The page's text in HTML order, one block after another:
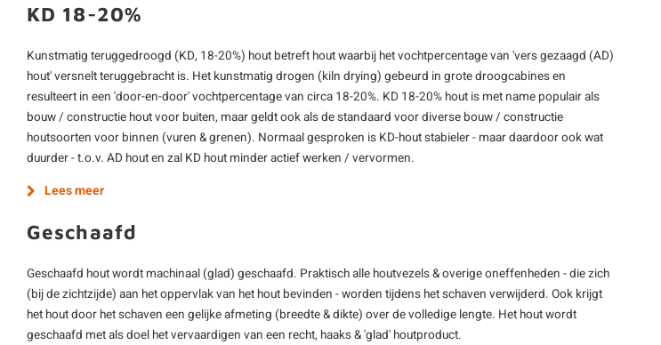
KD 18-20%
Kunstmatig teruggedroogd (KD, 18-20%) hout betreft hout waarbij het vochtpercentage van 'vers gezaagd (AD)
hout' versnelt teruggebracht is. Het kunstmatig drogen (kiln drying) gebeurd in grote droogcabines en
resulteert in een 'door-en-door' vochtpercentage van circa 18-20%. KD 18-20% hout is met name populair als
bouw / constructie hout voor buiten, maar geldt ook als de standaard voor diverse bouw / constructie
houtsoorten voor binnen (vuren & grenen). Normaal gesproken is KD-hout stabieler - maar daardoor ook wat
duurder - t.o.v. AD hout en zal KD hout minder actief werken / vervormen.
Lees meer
Geschaafd
Geschaafd hout wordt machinaal (glad) geschaafd. Praktisch alle houtvezels & overige oneffenheden - die zich
(bij de zichtzijde) aan het oppervlak van het hout bevinden - worden tijdens het schaven verwijderd. Ook krijgt
het hout door het schaven een gelijke afmeting (breedte & dikte) over de volledige lengte. Het hout wordt
geschaafd met als doel het vervaardigen van een recht, haaks & 'glad' houtproduct.